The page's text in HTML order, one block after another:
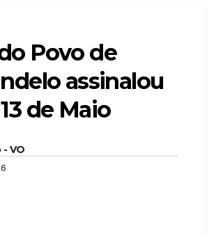
Povo de
assinalou
de Maio
- VO